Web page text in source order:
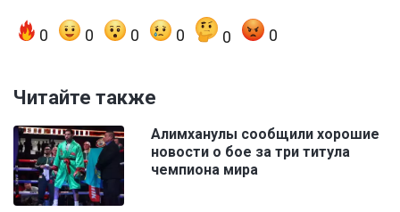
0 0 0 0 0 0
Читайте также
Алимханулы сообщили хорошие
новости о бое за три титула
чемпиона мира